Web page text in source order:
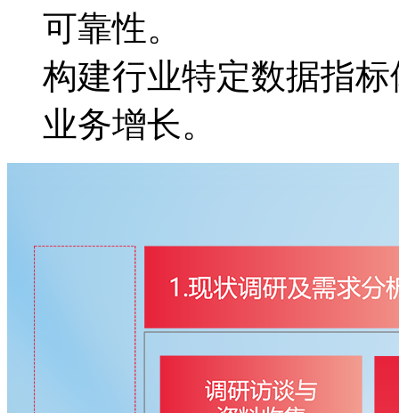
可靠性。
构建行业特定数据指标
业务增长。